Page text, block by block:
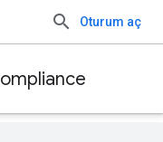
Oturum aç